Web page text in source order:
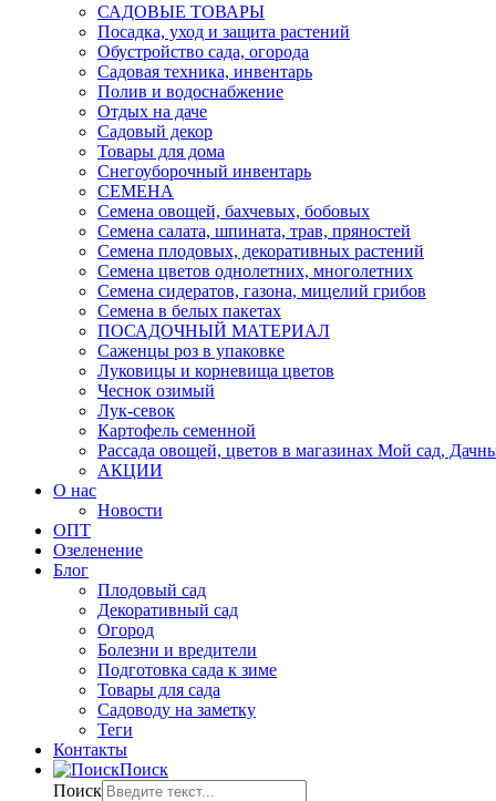
САДОВЫЕ ТОВАРЫ
Посадка, уход и защита растений
Обустройство сада, огорода
Садовая техника, инвентарь
Полив и водоснабжение
Отдых на даче
Садовый декор
Товары для дома
Снегоуборочный инвентарь
СЕМЕНА
Семена овощей, бахчевых, бобовых
Семена салата, шпината, трав, пряностей
Семена плодовых, декоративных растений
Семена цветов однолетних, многолетних
Семена сидератов, газона, мицелий грибов
Семена в белых пакетах
ПОСАДОЧНЫЙ МАТЕРИАЛ
Саженцы роз в упаковке
Луковицы и корневища цветов
Чеснок озимый
Лук-севок
Картофель семенной
Рассада овощей, цветов в магазинах Мой сад,
АКЦИИ
О нас
Новости
ОПТ
Озеленение
Блог
Плодовый сад
Декоративный сад
Огород
Болезни и вредители
Подготовка сада к зиме
Товары для сада
Садоводу на заметку
Теги
Контакты
Поиск
Поиск